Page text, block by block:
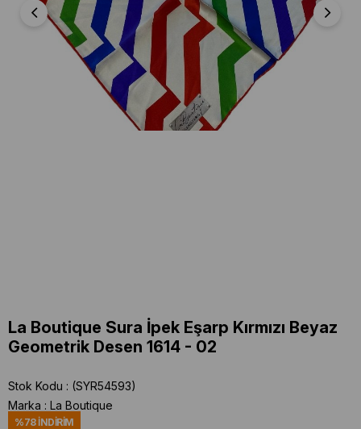
La Boutique Sura İpek Eşarp Kırmızı Beyaz
Geometrik Desen 1614 - 02
Stok Kodu
(SYR54593)
Marka : La Boutique
%78İNDIRIM